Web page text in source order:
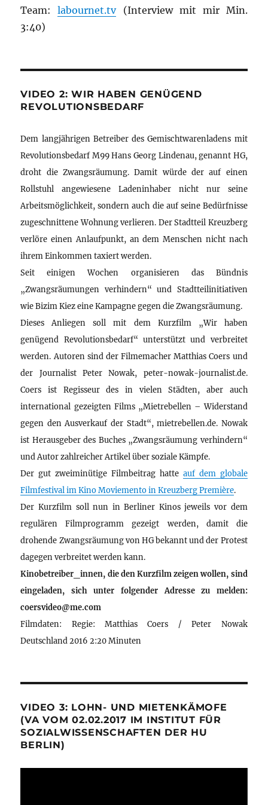
Team:labournet.tv(Interview mit mir Min.
3:40)
VIDEO 2: WIR HABEN GENÜGEND
REVOLUTIONSBEDARF
Dem langjährigen Betreiber des Gemischtwarenladens mit
Revolutionsbedarf M99 Hans Georg Lindenau, genannt HG,
droht die Zwangsräumung. Damit würde der auf einen
Rollstuhl angewiesene Ladeninhaber nicht nur seine
Arbeitsmöglichkeit, sondern auch die auf seine Bedürfnisse
zugeschnittene Wohnung verlieren. Der Stadtteil Kreuzberg
verlöre einen Anlaufpunkt, an dem Menschen nicht nach
ihrem Einkommen taxiert werden.
Seit einigen Wochen organisieren das Bündnis
„Zwangsräumungen verhindern“ und Stadtteilinitiativen
wie Bizim Kiez eine Kampagne gegen die Zwangsräumung.
Dieses Anliegen soll mit dem Kurzfilm „Wir haben
genügend Revolutionsbedarf“ unterstützt und verbreitet
werden. Autoren sind der Filmemacher Matthias Coers und
der Journalist Peter Nowak, peter-nowak-journalist.de.
Coers ist Regisseur des in vielen Städten, aber auch
international gezeigten Films „Mietrebellen – Widerstand
gegen den Ausverkauf der Stadt“, mietrebellen.de. Nowak
ist Herausgeber des Buches „Zwangsräumung verhindern“
und Autor zahlreicher Artikel über soziale Kämpfe.
Der gut zweiminütige Filmbeitrag hatte auf dem globale
Filmfestival im Kino Moviemento in Kreuzberg Première.
Der Kurzfilm soll nun in Berliner Kinos jeweils vor dem
regulären Filmprogramm gezeigt werden, damit die
drohende Zwangsräumung von HG bekannt und der Protest
dagegen verbreitet werden kann.
Kinobetreiber_innen, die den Kurzfilm zeigen wollen, sind
eingeladen, sich unter folgender Adresse zu melden:
coersvideo@me.com
Filmdaten: Regie: Matthias Coers / Peter Nowak
Deutschland 2016 2:20 Minuten
VIDEO 3: LOHN- UND MIETENKÄMOFE
(VA VOM 02.02.2017 IM INSTITUT FÜR
SOZIALWISSENSCHAFTEN DER HU
BERLIN)